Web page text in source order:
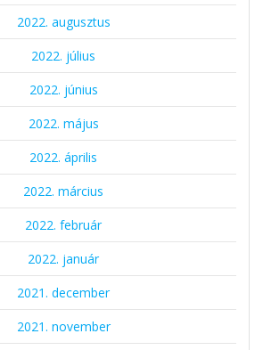
2022. augusztus
2022. július
2022. június
2022. május
2022. április
2022. március
2022. február
2022. január
2021. december
2021. november